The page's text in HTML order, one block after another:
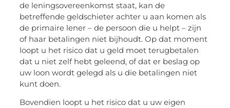
de leningsovereenkomst staat, kan de
betreffende geldschieter achter u aan komen als
de primaire lener – de persoon die u helpt – zijn
of haar betalingen niet bijhoudt. Op dat moment
loopt u het risico dat u geld moet terugbetalen
dat u niet zelf hebt geleend, of dat er beslag op
uw loon wordt gelegd als u die betalingen niet
kunt doen.
Bovendien loopt u het risico dat u uw eigen